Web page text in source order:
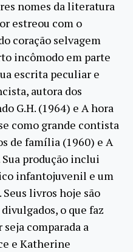
nomes da literatura
estreou com o
coração selvagem
incômodo em parte
escrita peculiar e
autora dos
G.H. (1964) e A hora
como grande contista
de família (1960) e A
produção inclui
infantojuvenil e um
livros hoje são
o que faz
comparada a
e Katherine